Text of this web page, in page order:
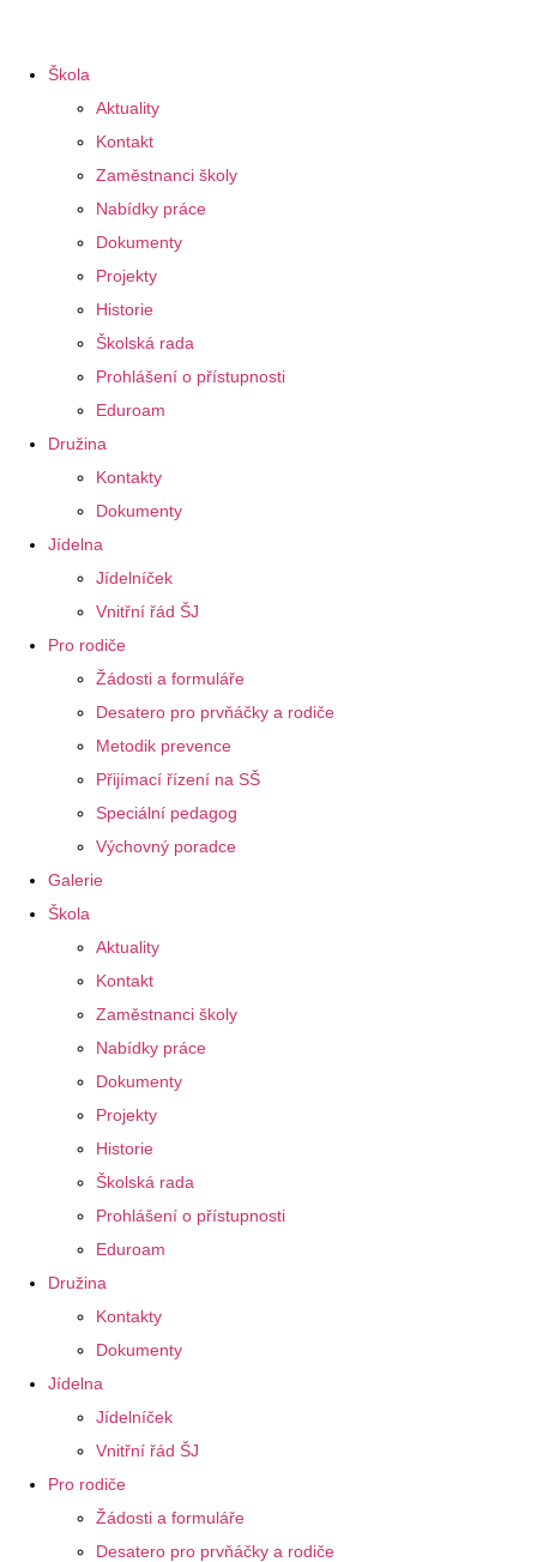
Škola
Aktuality
Kontakt
Zaměstnanci školy
Nabídky práce
Dokumenty
Projekty
Historie
Školská rada
Prohlášení o přístupnosti
Eduroam
Družina
Kontakty
Dokumenty
Jídelna
Jídelníček
Vnitřní řád ŠJ
Pro rodiče
Žádosti a formuláře
Desatero pro prvňáčky a rodiče
Metodik prevence
Přijímací řízení na SŠ
Speciální pedagog
Výchovný poradce
Galerie
Škola
Aktuality
Kontakt
Zaměstnanci školy
Nabídky práce
Dokumenty
Projekty
Historie
Školská rada
Prohlášení o přístupnosti
Eduroam
Družina
Kontakty
Dokumenty
Jídelna
Jídelníček
Vnitřní řád ŠJ
Pro rodiče
Žádosti a formuláře
Desatero pro prvňáčky a rodiče